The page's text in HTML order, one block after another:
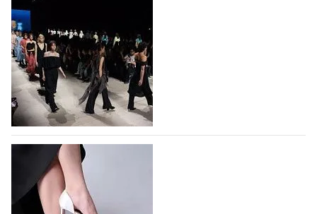
На участие в Московской неделе моды
подано 1047 заявок
На участие в седьмой Московской неделе моды,